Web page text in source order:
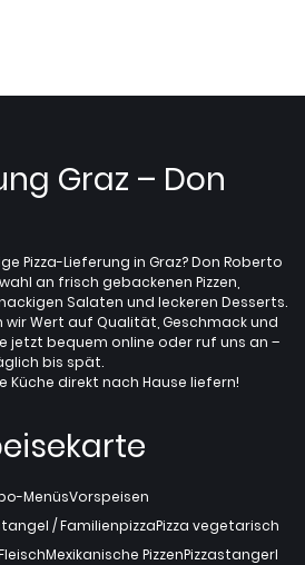
Graz – Don
Pizza-Lieferung in Graz? Don Roberto
an frisch gebackenen Pizzen,
Salaten und leckeren Desserts.
wir Wert auf Qualität, Geschmack und
jetzt bequem online oder ruf uns an –
bis spät.
Küche direkt nach Hause liefern!
MenüsVorspeisen
/ FamilienpizzaPizza vegetarisch
Mexikanische PizzenPizzastangerl